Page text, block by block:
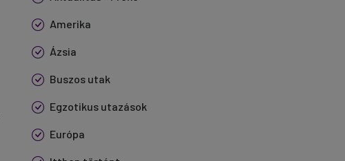
Amerika
Ázsia
Buszos utak
Egzotikus utazások
Európa